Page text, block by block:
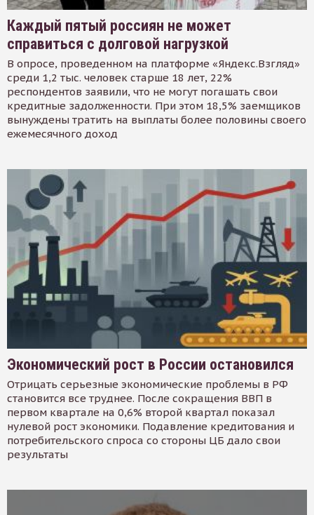
Каждый пятый россиян не может
справиться с долговой нагрузкой
В опросе, проведенном на платформе «Яндекс.Взгляд»
среди 1,2 тыс. человек старше 18 лет, 22%
респондентов заявили, что не могут погашать свои
кредитные задолженности. При этом 18,5% заемщиков
вынуждены тратить на выплаты более половины своего
ежемесячного доход
Экономический рост в России остановился
Отрицать серьезные экономические проблемы в РФ
становится все труднее. После сокращения ВВП в
первом квартале на 0,6% второй квартал показал
нулевой рост экономики. Подавление кредитования и
потребительского спроса со стороны ЦБ дало свои
результаты